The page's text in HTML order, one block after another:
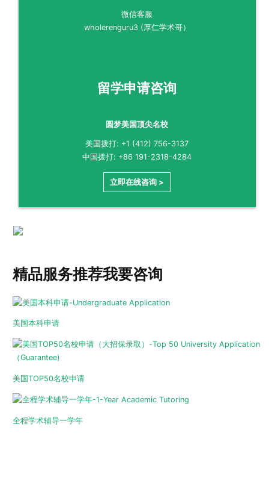
微信客服
wholerenguru3 (厚仁学术哥）
留学申请咨询
圆梦美国顶尖名校
美国拨打: +1 (412) 756-3137
中国拨打: +86 191-2318-4284
立即在线咨询 >
精品服务推荐我要咨询
美国本科申请
美国TOP50名校申请
全程学术辅导一学年